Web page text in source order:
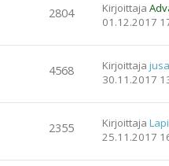
2804 Kirjoittaja
01.12.2017
4568 Kirjoittaja
30.11.2017
2355 Kirjoittaja
25.11.2017